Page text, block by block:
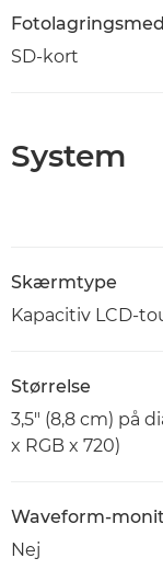
SD-kort
System
Skærmtype
Kapacitiv LCD-
Størrelse
3,5" (8,8 cm) på
x RGB x 720)
Waveform-
Nej